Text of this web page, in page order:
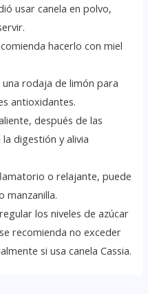
usar canela en polvo,
hacerlo con miel
rodaja de limón para
antioxidantes.
después de las
digestión y alivia
o relajante, puede
manzanilla.
los niveles de azúcar
recomienda no exceder
si usa canela Cassia.